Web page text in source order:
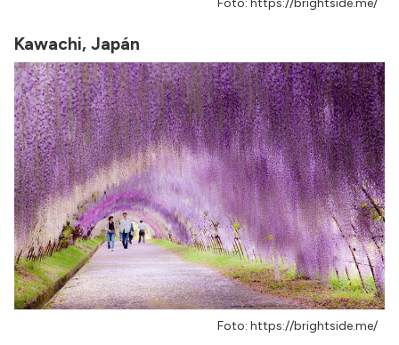
Foto: https://brightside.me/
Kawachi, Japán
Foto: https://brightside.me/